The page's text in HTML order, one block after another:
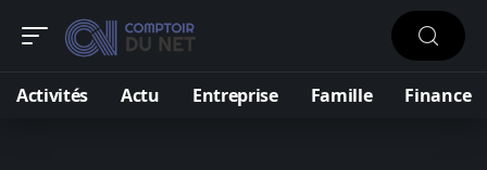
Activités Actu Entreprise Famille Finance